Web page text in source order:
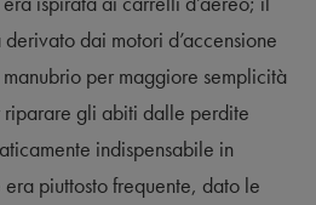
dai motori d’accensione
per maggiore semplicità
riparare gli abiti dalle perdite
indispensabile in
piuttosto frequente, dato le